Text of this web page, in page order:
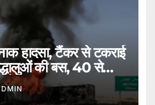
हादसा, टैंकर से टकराई
की बस, 40 से
मौत।